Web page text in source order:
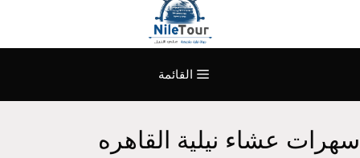
القائمة
سهرات عشاء نيلية القاهره